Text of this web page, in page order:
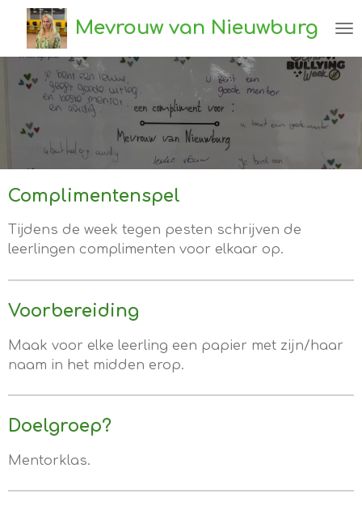
direct
naar
hoofdinhoud
Mevrouw van Nieuwburg
Complimentenspel
Tijdens de week tegen pesten schrijven de
leerlingen complimenten voor elkaar op.
Voorbereiding
Maak voor elke leerling een papier met zijn/haar
naam in het midden erop.
Doelgroep?
Mentorklas.